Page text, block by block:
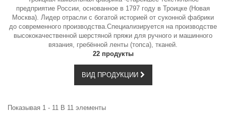
предприятие России, основанное в 1797 году в Троицке (Новая
Москва). Лидер отрасли с богатой историей от суконной фабрики
до современного производства.Специализируется на производстве
высококачественной шерстяной пряжи для ручного и машинного
вязания, гребённой ленты (топса), тканей.
22 продукты
ВИД ПРОДУКЦИИ
Показывая 1 - 11 В 11 элементы